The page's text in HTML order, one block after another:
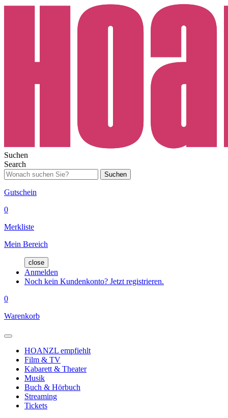
Suchen
Search
Suchen
Gutschein
0
Merkliste
Mein Bereich
close
Anmelden
Noch kein Kundenkonto? Jetzt registrieren.
0
Warenkorb
HOANZL empfiehlt
Film & TV
Kabarett & Theater
Musik
Buch & Hörbuch
Streaming
Tickets